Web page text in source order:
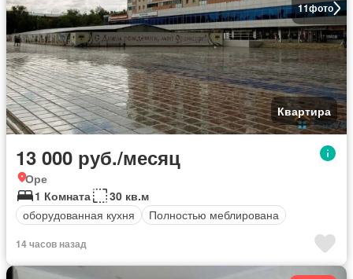
11фото
Квартира
13 000 руб./месяц
Оре
1 Комната
30 кв.м
оборудованная кухня
Полностью меблирована
14 часов назад